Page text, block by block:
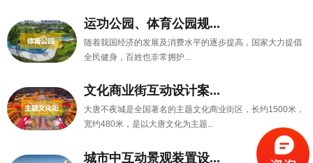
运功公园、体育公园规...
随着我国经济的发展及消费水平的逐步提高，国家大力提倡
全民健身，百姓也非常拥护...
文化商业街互动设计案...
大唐不夜城是全国著名的主题文化商业街区，长约1500米，
宽约480米，是以大唐文化为主题...
城市中互动景观装置设...